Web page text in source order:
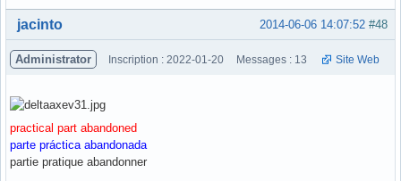
Hors ligne #48
2014-06-06 14:07:52
jacinto
Administrator Inscription : 2022-01-20 Messages : 13 Site Web
practical part abandoned
parte práctica abandonada
partie pratique abandonner